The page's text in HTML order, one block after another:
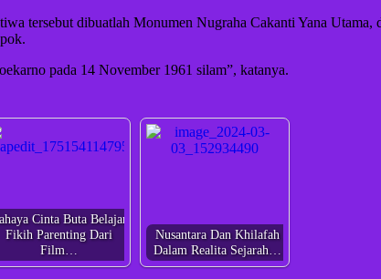
tersebut dibuatlah Monumen Nugraha Cakanti Yana Utama,
pada 14 November 1961 silam”, katanya.
Cinta Buta Belajar
Fikih Parenting Dari
Film…
Nusantara Dan Khilafah
Dalam Realita Sejarah…